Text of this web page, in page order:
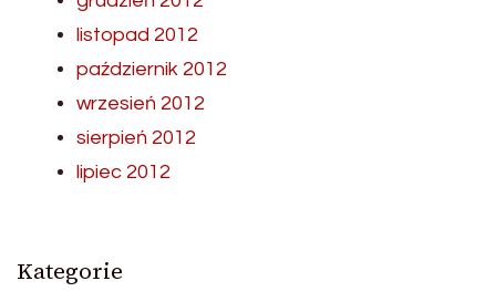
listopad 2012
październik 2012
wrzesień 2012
sierpień 2012
lipiec 2012
Kategorie